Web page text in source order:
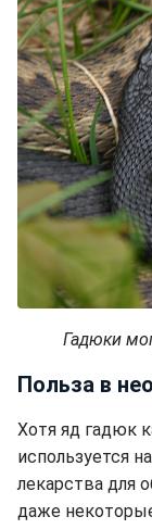
Гадюки
Польза в
Хотя яд гадюк
используется
лекарства для
даже